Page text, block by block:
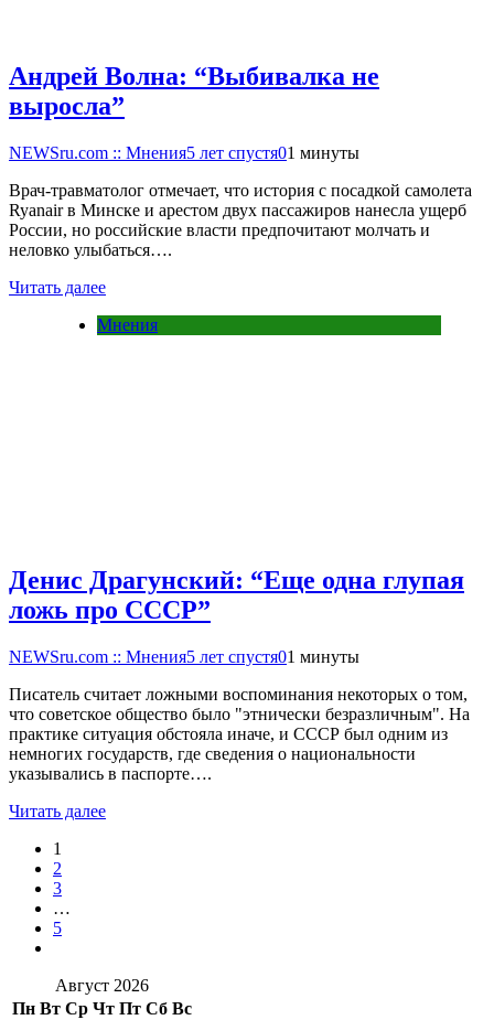
Андрей Волна: “Выбивалка не
выросла”
NEWSru.com :: Мнения5 лет спустя01 минуты
Врач-травматолог отмечает, что история с посадкой самолета
Ryanair в Минске и арестом двух пассажиров нанесла ущерб
России, но российские власти предпочитают молчать и
неловко улыбаться….
Читать далее
Мнения
Денис Драгунский: “Еще одна глупая
ложь про СССР”
NEWSru.com :: Мнения5 лет спустя01 минуты
Писатель считает ложными воспоминания некоторых о том,
что советское общество было "этнически безразличным". На
практике ситуация обстояла иначе, и СССР был одним из
немногих государств, где сведения о национальности
указывались в паспорте….
Читать далее
1
2
3
…
5
Август 2026
Пн Вт Ср Чт Пт Сб Вс